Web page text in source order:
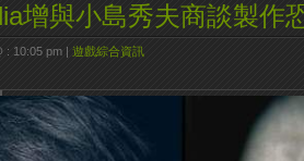
增與小島秀夫商談製作
: 10:05 pm | 遊戲綜合資訊